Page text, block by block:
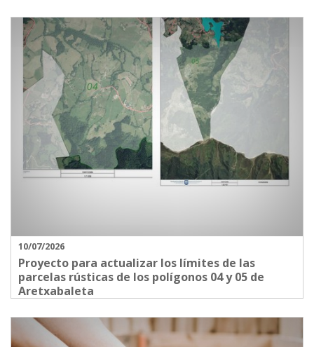
10/07/2026
Proyecto para actualizar los límites de las
parcelas rústicas de los polígonos 04 y 05 de
Aretxabaleta